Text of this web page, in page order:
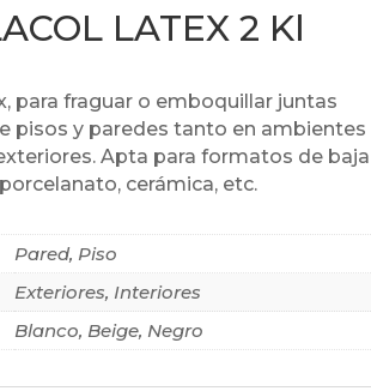
LATEX 2 Kl
para fraguar o emboquillar juntas
pisos y paredes tanto en ambientes
Apta para formatos de baja
cerámica, etc.
Pared, Piso
Exteriores, Interiores
Blanco, Beige, Negro